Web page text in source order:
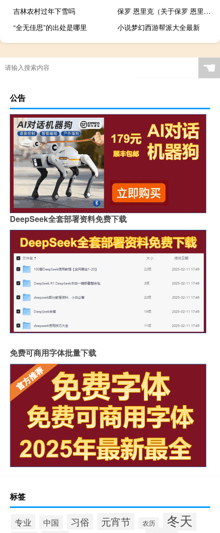
吉林农村过年下雪吗
保罗 恩里克（关于保罗 恩里克的介绍）
“全无佳思”的出处是哪里
小说梦幻西游帮派大全最新
☚
公告
DeepSeek全套部署资料免费下载
免费可商用字体批量下载
标签
专业 中国 习俗 元宵节 农历 冬天